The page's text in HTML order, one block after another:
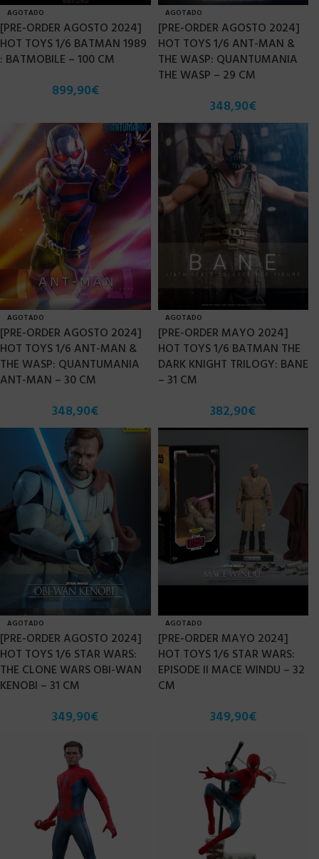
AGOTADO
[PRE-ORDER AGOSTO 2024]
HOT TOYS 1/6 BATMAN 1989
: BATMOBILE – 100 CM
899,90€
AGOTADO
[PRE-ORDER AGOSTO 2024]
HOT TOYS 1/6 ANT-MAN &
THE WASP: QUANTUMANIA
THE WASP – 29 CM
348,90€
AGOTADO
[PRE-ORDER AGOSTO 2024]
HOT TOYS 1/6 ANT-MAN &
THE WASP: QUANTUMANIA
ANT-MAN – 30 CM
348,90€
AGOTADO
[PRE-ORDER MAYO 2024]
HOT TOYS 1/6 BATMAN THE
DARK KNIGHT TRILOGY: BANE
– 31 CM
382,90€
AGOTADO
[PRE-ORDER AGOSTO 2024]
HOT TOYS 1/6 STAR WARS:
THE CLONE WARS OBI-WAN
KENOBI – 31 CM
349,90€
AGOTADO
[PRE-ORDER MAYO 2024]
HOT TOYS 1/6 STAR WARS:
EPISODE II MACE WINDU – 32
CM
349,90€